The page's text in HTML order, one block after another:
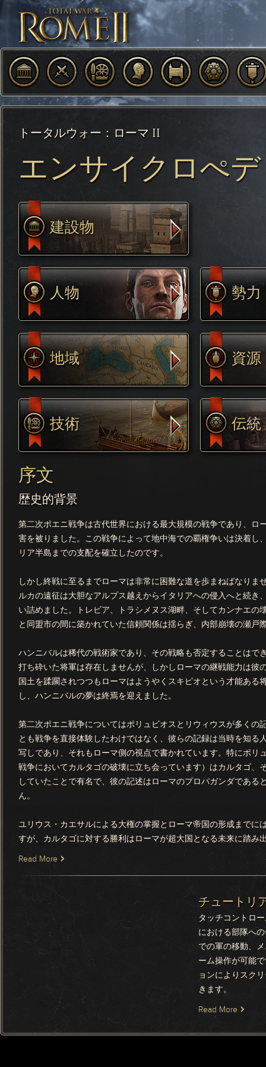
トータルウォー：ローマ II
エンサイクロぺ
建設物
人物 勢力
地域 資源
技術 伝統
序文
歴史的背景
第二次ポエニ戦争は古代世界における最大規模の戦争であり、ロ
害を被りました。この戦争によって地中海での覇権争いは決着し
リア半島までの支配を確立したのです。
しかし終戦に至るまでローマは非常に困難な道を歩まねばなりま
ルカの遠征は大胆なアルプス越えからイタリアへの侵入へと続き
い詰めました。トレビア、トラシメヌス湖畔、そしてカンナエの
と同盟市の間に築かれていた信頼関係は揺らぎ、内部崩壊の瀬戸
ハンニバルは稀代の戦術家であり、その戦略も否定することはで
打ち砕いた将軍は存在しませんが、しかしローマの継戦能力は彼
国土を蹂躙されつつもローマはようやくスキピオという才能ある
し、ハンニバルの夢は終焉を迎えました。
第二次ポエニ戦争についてはポリュビオスとリウィウスが多くの
とも戦争を直接体験したわけではなく、彼らの記録は当時を知る
写しであり、それもローマ側の視点で書かれています。特にポリ
戦争においてカルタゴの破壊に立ち会っています）はカルタゴ、
していたことで有名で、彼の記述はローマのプロパガンダである
ん。
ユリウス・カエサルによる大権の掌握とローマ帝国の形成までに
すが、カルタゴに対する勝利はローマが超大国となる未来に踏み
Read More
チュートリ
タッチコントロ
における部隊へ
での軍の移動、
ーム操作が可能
ョンによりスク
きます。
Read More